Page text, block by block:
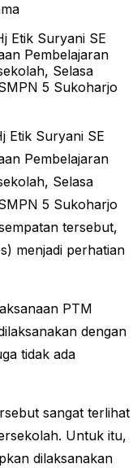
Etik Suryani SE
Pembelajaran
Selasa
5 Sukoharjo
Etik Suryani SE
Pembelajaran
Selasa
5 Sukoharjo
tersebut,
menjadi perhatian
PTM
dengan
tidak ada
sangat terlihat
Untuk itu,
dilaksanakan